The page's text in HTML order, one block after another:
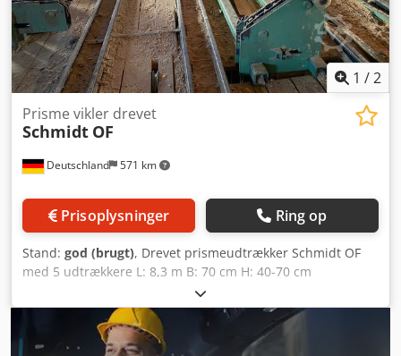
1 /2
Deutschland 571 km
Prisme vikler drevet
Schmidt OF
Prisoplysninger Ring op
Stand: god (brugt), Drevet prismeudtrækker Schmidt OF
med 5 udtrækkere L: 8,3 m B: 70 cm H: 40-70 cm
Cedpsfwtaysfx Ah Aorf Se også mine andre annoncer. Jeg
ser frem til din henvendelse.